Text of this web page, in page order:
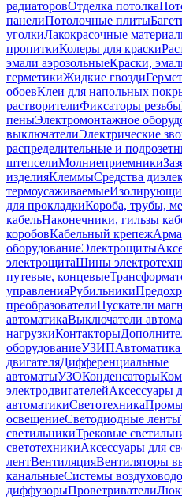
радиаторовОтделка потолка
панелиПотолочные плиты
уголкиЛакокрасочные
пропиткиКолеры для краски
эмали аэрозольныеКраски,
герметикиЖидкие гвозди
обоевКлеи для напольных
растворителиФиксаторы резьбы
пеныЭлектромонтажное
выключателиЭлектрические
распределительные и
штепселиМолниеприемники
изделияКлеммыСредства
термоусаживаемые
для прокладкиКороба, трубы,
кабельНаконечники, гильзы
коробовКабельный крепеж
оборудованиеЭлектрощиты
электрощитаШины
путевые, концевые
управленияРубильники
преобразователиПускатели
автоматикаВыключатели
нагрузкиКонтакторы
оборудованиеУЗИПАвтоматика
двигателяДифференциальные
автоматыУЗОКонденсаторы
электродвигателейАксессуары
автоматикиСветотехника
освещениеСветодиодные ленты
светильникиТрековые
светотехникиАксессуары для
лентВентиляцияВентиляторы
канальныеСистемы
диффузорыПроветриватели